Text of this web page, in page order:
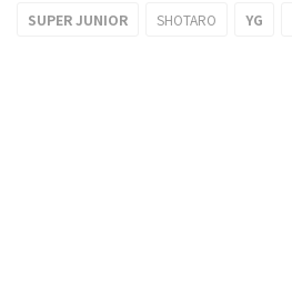
SUPER JUNIOR SHOTARO YG